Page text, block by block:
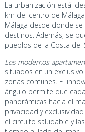
La urbanización está
km del centro de
Málaga desde donde
destinos. Además, se
pueblos de la Costa del
Los modernos
situados en un
zonas comunes. El
ángulo permite que
panorámicas hacia el
privacidad y
el circuito saludable y